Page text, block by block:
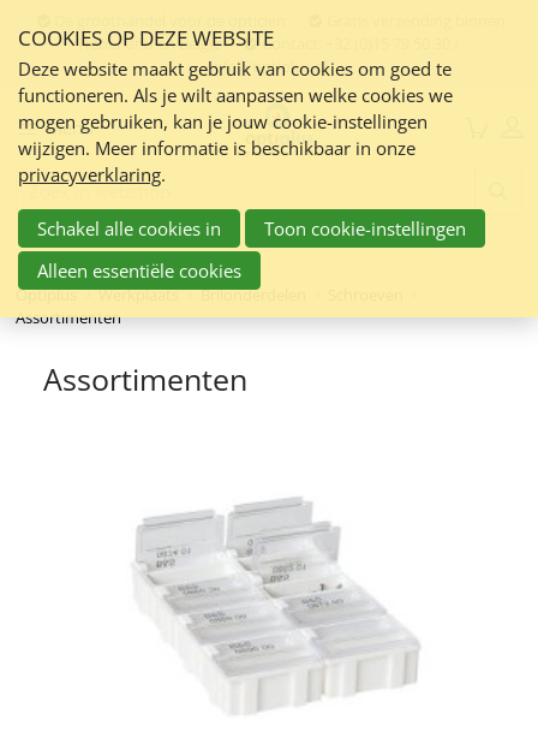
links
over
Spring
naar
de
inhoud
Spring
naar
navigatie
Nederland en Belgie
Contact:
info@optiplus.nl
Menu
Zoeken:
Optiplus Werkplaats Brilonderdelen
Assortimenten
Assortimenten
COOKIES OP DEZE WEBSITE
Deze website maakt gebruik van cookies om goed te
functioneren. Als je wilt aanpassen welke cookies we
mogen gebruiken, kan je jouw cookie-instellingen
wijzigen. Meer informatie is beschikbaar in onze
privacyverklaring.
Schakel alle cookies in
Toon cookie-instellingen
Alleen essentiële cookies